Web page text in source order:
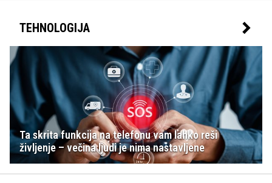
TEHNOLOGIJA
Ta skrita funkcija na telefonu vam lahko reši
življenje – večina ljudi je nima nastavljene